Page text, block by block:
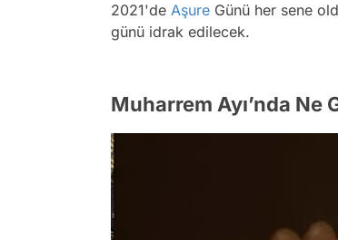
2021'de Aşure Günü her sene
günü idrak edilecek.
Muharrem Ayı’nda Ne